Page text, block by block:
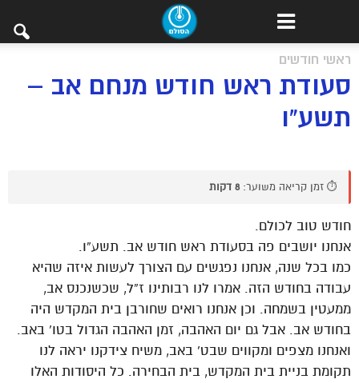
ראשי חודשים
סעודת ראש חודש מנחם אב –
תשע"ו
⏱️ זמן קריאה משוער:8 דקות
חודש טוב לכולם.
אנחנו יושבים פה בסעודת ראש חודש אב. תשע”ו.
כמו בכל שנה, אנחנו נפגשים עם הצורך לעשות איזה שהיא
עבודה בחודש הזה. אמרו לנו רבותינו ז”ל, שכשנכנס אב,
ממעטין בשמחה. וכן אנחנו רואים שחורבן בית המקדש היה
בחודש אב. אבל גם יום האהבה, זמן האהבה הגדול בטו’ באב.
ואנחנו מצפים ומקווים שבט’ באב, משיח צידקנו יראה לנו
תקומת בניית בית המקדש, בית הבחירה. כל היסודות האלו